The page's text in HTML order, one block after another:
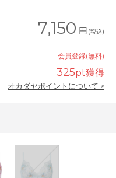
7,150 円 (税込)
会員登録(無料)
325pt獲得
オカダヤポイントについて >